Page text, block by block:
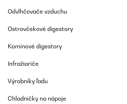
ausreichend lang, allerdings
Ärgerlich und daher auch zwei
nicht wasserdicht ist. Nach einem
haben. Dies wurde in der
verarbeitet.
Amazon-Benutzer
Odvlhčovače vzduchu
Ostrovčekové digestory
Komínové digestory
Infražiariče
Výrobníky ľadu
Chladničky na nápoje